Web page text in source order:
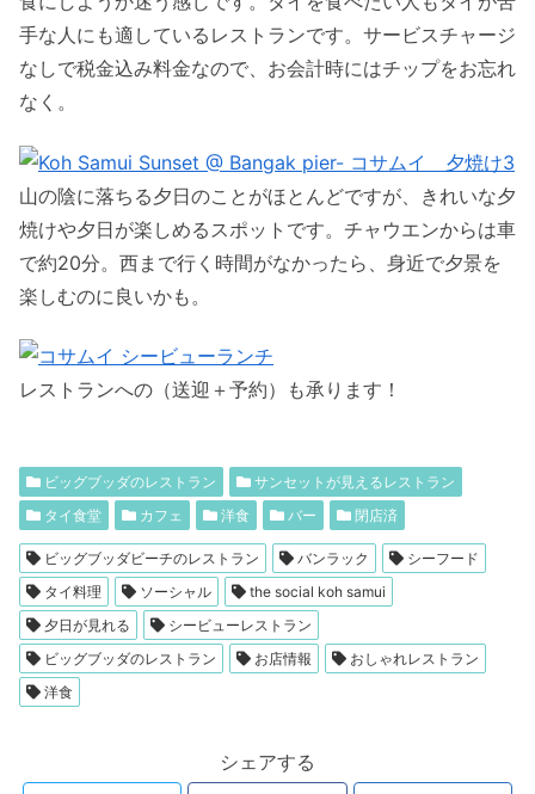
手な人にも適しているレストランです。サービスチャージ
なしで税金込み料金なので、お会計時にはチップをお忘れ
なく。
山の陰に落ちる夕日のことがほとんどですが、きれいな夕
焼けや夕日が楽しめるスポットです。チャウエンからは車
で約20分。西まで行く時間がなかったら、身近で夕景を
楽しむのに良いかも。
レストランへの（送迎＋予約）も承ります！
ビッグブッダのレストラン
サンセットが見えるレストラン
タイ食堂
カフェ 洋食 バー 閉店済
ビッグブッダビーチのレストラン バンラック
シーフード
タイ料理
ソーシャル
the social koh samui
夕日が見れる
シービューレストラン
ビッグブッダのレストラン
お店情報
おしゃれレストラン
洋食
シェアする